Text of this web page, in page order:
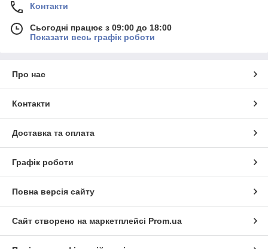
Контакти
Сьогодні працює з 09:00 до 18:00
Показати весь графік роботи
Про нас
Контакти
Доставка та оплата
Графік роботи
Повна версія сайту
Сайт створено на маркетплейсі Prom.ua